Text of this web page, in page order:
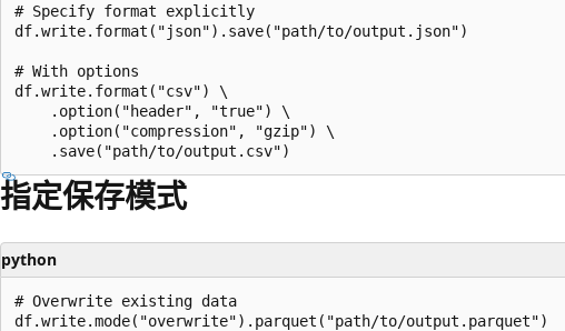
# Specify format explicitly
df.write.format("json").save("path/to/output.json")
# With options
df.write.format("csv") \
    .option("header", "true") \
    .option("compression", "gzip") \
指定保存模式
python
# Overwrite existing data
df.write.mode("overwrite").parquet("path/to/output.parquet")